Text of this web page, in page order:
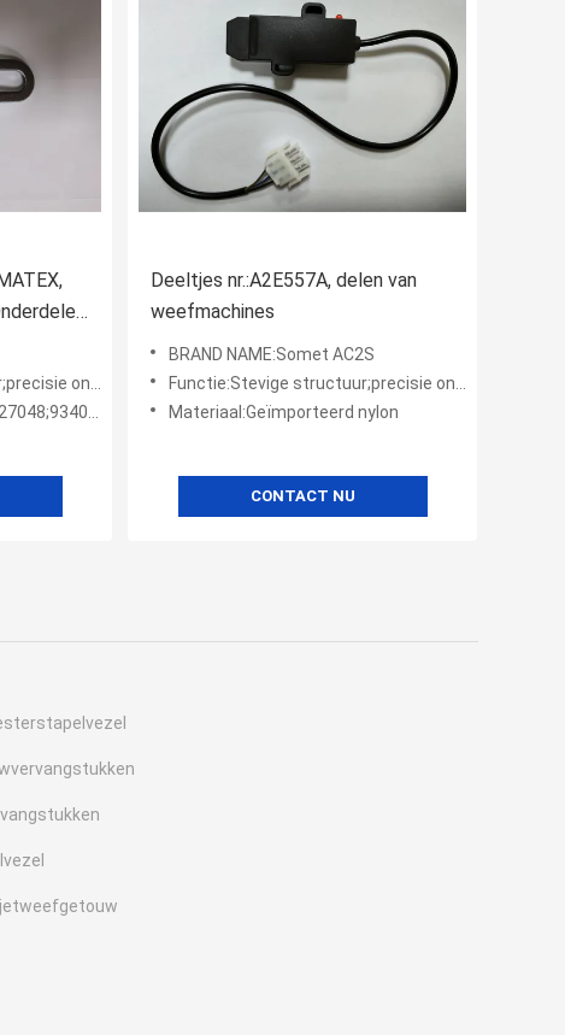
duurzaamheid
Deeltjes nr.:A2E557A, delen van
weefmachines
BRAND NAME:Somet AC2S
Functie:Stevige structuur;precisie ontworpen;hoge duurzaamheid
Materiaal:Geïmporteerd nylon
CONTACT NU